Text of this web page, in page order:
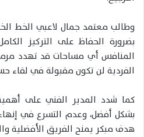
وطالب معتمد جمال لاعبي الخط
بضرورة الحفاظ على التركيز
المنافس أي مساحات قد تهدد
الفردية لن تكون مقبولة في لقاء
كما شدد المدير الفني على
بشكل أفضل، وعدم التسرع في
هدف مبكر يمنح الفريق الأفضلية